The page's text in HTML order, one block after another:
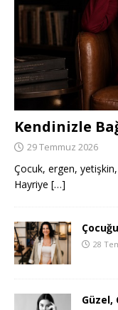
Kendinizle
29 Temmuz 2026
Çocuk, ergen,
Hayriye […]
28
Güzel,